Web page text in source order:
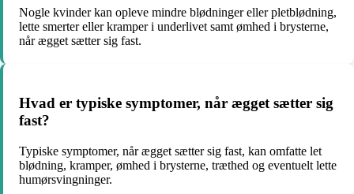
Nogle kvinder kan opleve mindre blødninger eller pletblødning,
lette smerter eller kramper i underlivet samt ømhed i brysterne,
når ægget sætter sig fast.
Hvad er typiske symptomer, når ægget sætter sig
fast?
Typiske symptomer, når ægget sætter sig fast, kan omfatte let
blødning, kramper, ømhed i brysterne, træthed og eventuelt lette
humørsvingninger.